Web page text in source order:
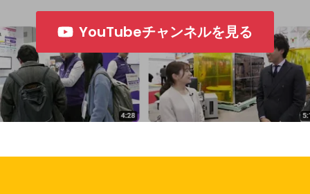
YouTubeチャンネルを見る